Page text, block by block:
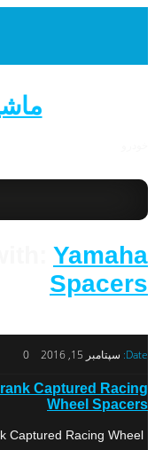
Yamaha
Spacers
Date: سپتامبر 15, 2016 0
Captured Racing
Wheel Spacers
Captured Racing Wheel